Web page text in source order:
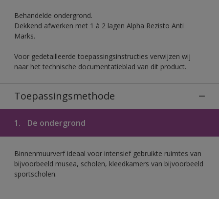
Behandelde ondergrond.
Dekkend afwerken met 1 à 2 lagen Alpha Rezisto Anti
Marks.
Voor gedetailleerde toepassingsinstructies verwijzen wij
naar het technische documentatieblad van dit product.
Toepassingsmethode
1. De ondergrond
Binnenmuurverf ideaal voor intensief gebruikte ruimtes van
bijvoorbeeld musea, scholen, kleedkamers van bijvoorbeeld
sportscholen.